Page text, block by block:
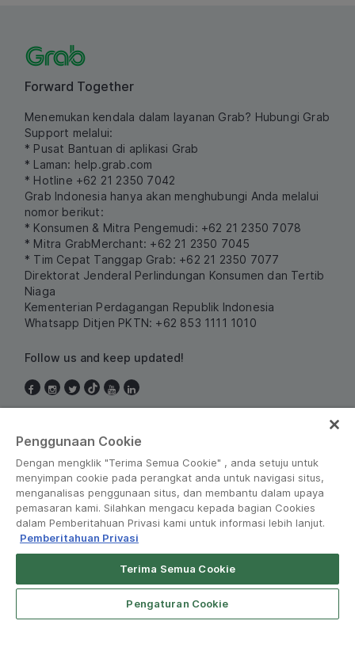
Forward Together
Menemukan kendala dalam layanan Grab? Hubungi Grab
Support melalui:
* Pusat Bantuan di aplikasi Grab
* Laman: help.grab.com
* Hotline +62 21 2350 7042
Grab Indonesia hanya akan menghubungi Anda melalui
nomor berikut:
* Konsumen & Mitra Pengemudi: +62 21 2350 7078
* Mitra GrabMerchant: +62 21 2350 7045
* Tim Cepat Tanggap Grab: +62 21 2350 7077
Direktorat Jenderal Perlindungan Konsumen dan Tertib
Niaga
Kementerian Perdagangan Republik Indonesia
Whatsapp Ditjen PKTN: +62 853 1111 1010
Follow us and keep updated!
© Grab 2010 - 2026
Penggunaan Cookie
Dengan mengklik "Terima Semua Cookie" , anda setuju untuk
menyimpan cookie pada perangkat anda untuk navigasi situs,
menganalisas penggunaan situs, dan membantu dalam upaya
pemasaran kami. Silahkan mengacu kepada bagian Cookies
dalam Pemberitahuan Privasi kami untuk informasi lebih lanjut.
Pemberitahuan Privasi
Terima Semua Cookie
Pengaturan Cookie